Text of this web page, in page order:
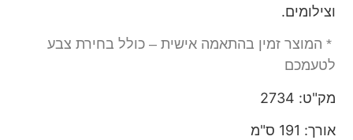
וצילומים.
* המוצר זמין בהתאמה אישית – כולל בחירת צבע
לטעמכם
מק"ט: 2734
אורך: 191 ס"מ